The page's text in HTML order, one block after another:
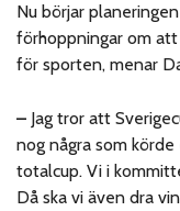
Nu börjar
förhoppningar om
för sporten, menar
– Jag tror att
nog några som
totalcup. Vi i
Då ska vi även dra